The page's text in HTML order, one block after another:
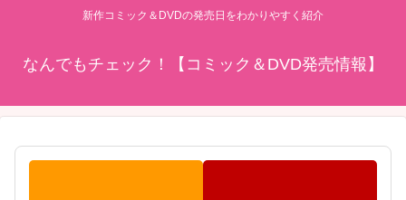
新作コミック＆DVDの発売日をわかりやすく紹介
なんでもチェック！【コミック＆DVD発売情報】